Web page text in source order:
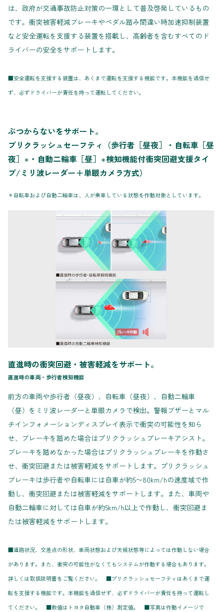
は、政府が交通事故防止対策の一環として普及啓発しているもの
です。衝突被害軽減ブレーキやペダル踏み間違い時加速抑制装置
など安全運転を支援する装置を搭載し、高齢者を含むすべてのド
ライバーの安全をサポートします。
■安全運転を支援する装置は、あくまで運転を支援する機能です。本機能を過信せ
ず、必ずドライバーが責任を持って運転してください。
ぶつからないをサポート。
プリクラッシュセーフティ（歩行者［昼夜］・自転車［昼
夜］
＊ ・自動二輪車［昼］ ＊検知機能付衝突回避支援タイ
プ/ミリ波レーダー＋単眼カメラ方式）
＊自転車および自動二輪車は、人が乗車している状態を作動対象としています。
直進時の衝突回避・被害軽減をサポート。
直進時の車両・歩行者検知機能
前方の車両や歩行者（昼夜）、自転車（昼夜）、自動二輪車
（昼）をミリ波レーダーと単眼カメラで検出。警報ブザーとマル
チインフォメーションディスプレイ表示で衝突の可能性を知ら
せ、ブレーキを踏めた場合はプリクラッシュブレーキアシスト。
ブレーキを踏めなかった場合はプリクラッシュブレーキを作動さ
せ、衝突回避または被害軽減をサポートします。プリクラッシュ
ブレーキは歩行者や自転車には自車が約5〜80km/hの速度域で作
動し、衝突回避または被害軽減をサポートします。また、車両や
自動二輪車に対しては自車が約5km/h以上で作動し、衝突回避ま
たは被害軽減をサポートします。
■道路状況、交差点の形状、車両状態および天候状態等によっては作動しない場合
があります。また、衝突の可能性がなくてもシステムが作動する場合もあります。
詳しくは取扱説明書をご覧ください。 ■プリクラッシュセーフティはあくまで運
転を支援する機能です。本機能を過信せず、必ずドライバーが責任を持って運転し
てください。 ■数値はトヨタ自動車（株）測定値。 ■写真は作動イメージで